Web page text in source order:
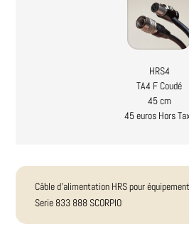
HRS4
TA4 F Coudé
45 cm
45 euros Hors
Câble d'alimentation HRS pour
Serie 833 888 SCORPIO